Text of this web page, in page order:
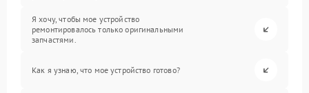
Я хочу, чтобы мое устройство
ремонтировалось только оригинальными
запчастями.
Как я узнаю, что мое устройство готово?